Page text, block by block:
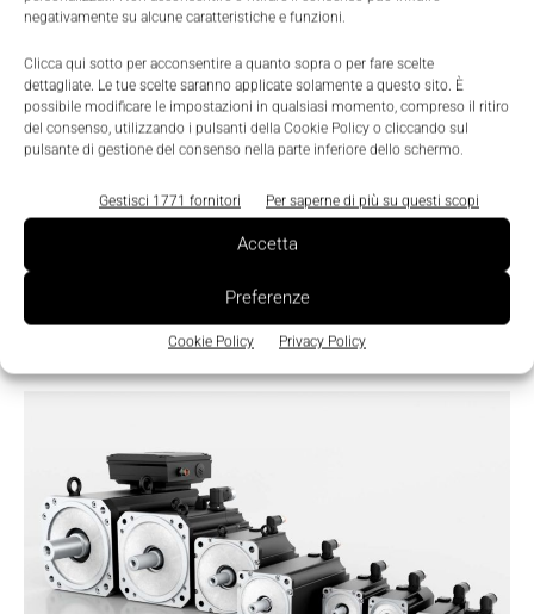
negativamente su alcune caratteristiche e funzioni.
Clicca qui sotto per acconsentire a quanto sopra o per fare scelte
dettagliate. Le tue scelte saranno applicate solamente a questo sito. È
possibile modificare le impostazioni in qualsiasi momento, compreso il ritiro
del consenso, utilizzando i pulsanti della Cookie Policy o cliccando sul
pulsante di gestione del consenso nella parte inferiore dello schermo.
Gestisci 1771 fornitori Per saperne di più su questi scopi
Accetta
Preferenze
Cookie Policy Privacy Policy
Nuovo servomotore brushless Faulhaber
ad elevate prestazioni
Nicoletta Buora - 27 Febbraio 2019 0